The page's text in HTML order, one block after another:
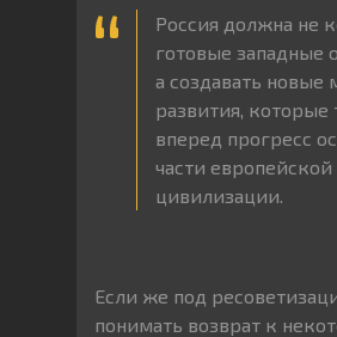
Россия должна не
готовые западные
а создавать новые
развития, которые
вперед прогресс
части европейской
цивилизации.
Если же под
понимать возврат к